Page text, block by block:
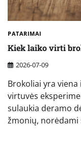
PATARIMAI
Kiek laiko virti
2026-07-09
Brokoliai yra
virtuvės
sulaukia deramo
žmonių, norėdami